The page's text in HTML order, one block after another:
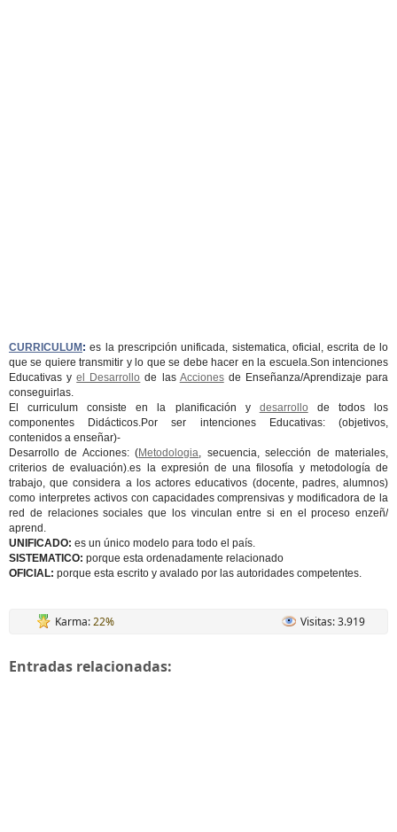
CURRICULUM : es la prescripción unificada, sistematica, oficial, escrita de lo
que se quiere transmitir y lo que se debe hacer en la escuela.Son intenciones
Educativas yel Desarrollo de las Accionesde Enseñanza/Aprendizaje para
conseguirlas.
El curriculum consiste en la planificación y desarrollo de todos los
componentes Didácticos.Por ser intenciones Educativas: (objetivos,
contenidos a enseñar)-
Desarrollo de Acciones: (Metodologia, secuencia, selección de materiales,
criterios de evaluación).es la expresión de una filosofía y metodología de
trabajo, que considera a los actores educativos (docente, padres, alumnos)
como interpretes activos con capacidades comprensivas y modificadora de la
red de relaciones sociales que los vinculan entre si en el proceso enzeñ/
aprend.
UNIFICADO: es un único modelo para todo el país.
SISTEMATICO: porque esta ordenadamente relacionado
OFICIAL: porque esta escrito y avalado por las autoridades competentes.
Karma:22% Visitas: 3.919
Entradas relacionadas: